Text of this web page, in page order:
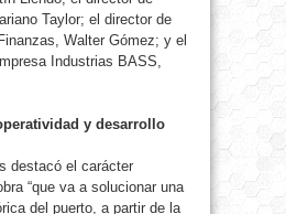
Taylor; el director de
Walter Gómez; y el
Industrias BASS,
y desarrollo
destacó el carácter
“que va a solucionar una
del puerto, a partir de la